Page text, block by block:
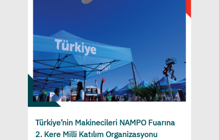
Türkiye’nin Makinecileri NAMPO Fuarına
2. Kere Milli Katılım Organizasyonu